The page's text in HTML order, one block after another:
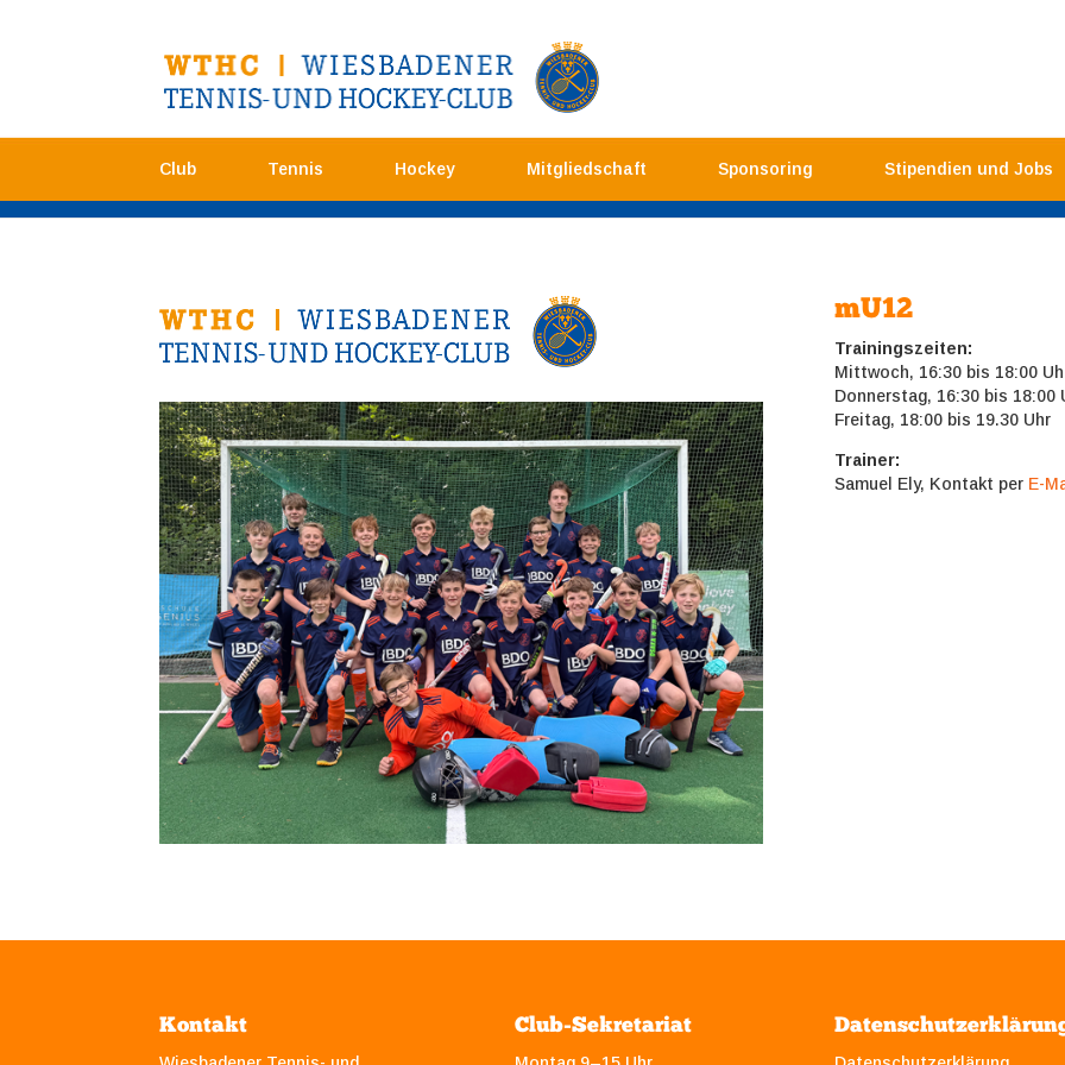
Club Tennis Hockey Mitgliedschaft Sponsoring Stipendien und Jobs
mU12
Trainingszeiten:
Mittwoch, 16:30 bis 18:00
Donnerstag, 16:30 bis 18:00
Freitag, 18:00 bis 19.30 Uhr
Trainer:
Samuel Ely, Kontakt per E-
Kontakt Club-Sekretariat